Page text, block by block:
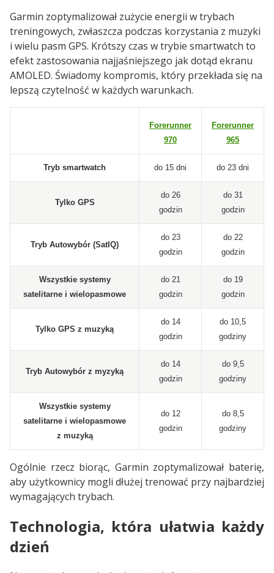
Garmin zoptymalizował zużycie energii w trybach
treningowych, zwłaszcza podczas korzystania z muzyki
i wielu pasm GPS. Krótszy czas w trybie smartwatch to
efekt zastosowania najjaśniejszego jak dotąd ekranu
AMOLED. Świadomy kompromis, który przekłada się na
lepszą czytelność w każdych warunkach.
Forerunner
970
Forerunner
965
Tryb smartwatch do 15 dni do 23 dni
Tylko GPS
do 26
godzin
do 31
godzin
Tryb Autowybór (SatIQ)
do 23
godzin
do 22
godzin
Wszystkie systemy
satelitarne i wielopasmowe
do 21
godzin
do 19
godzin
Tylko GPS z muzyką
do 14
godzin
do 10,5
godziny
Tryb Autowybór z myzyką
do 14
godzin
do 9,5
godziny
Wszystkie systemy
satelitarne i wielopasmowe
z muzyką
do 12
godzin
do 8,5
godziny
Ogólnie rzecz biorąc, Garmin zoptymalizował baterię,
aby użytkownicy mogli dłużej trenować przy najbardziej
wymagających trybach.
Technologia, która ułatwia każdy
dzień